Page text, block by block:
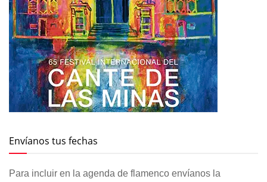
Envíanos tus fechas
Para incluir en la agenda de flamenco envíanos la